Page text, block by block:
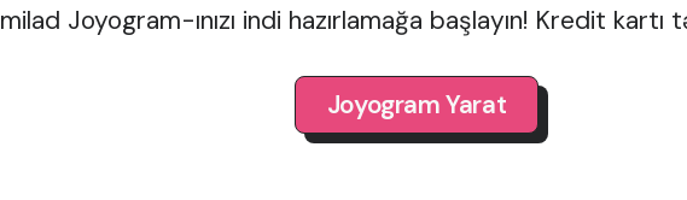
milad Joyogram-ınızı indi hazırlamağa başlayın! Kredit kartı
Joyogram Yarat